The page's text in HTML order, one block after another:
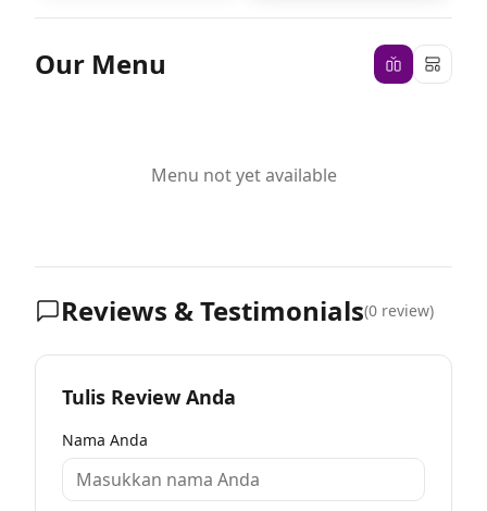
Our Menu
Menu not yet available
Reviews & Testimonials(0 review)
Tulis Review Anda
Nama Anda